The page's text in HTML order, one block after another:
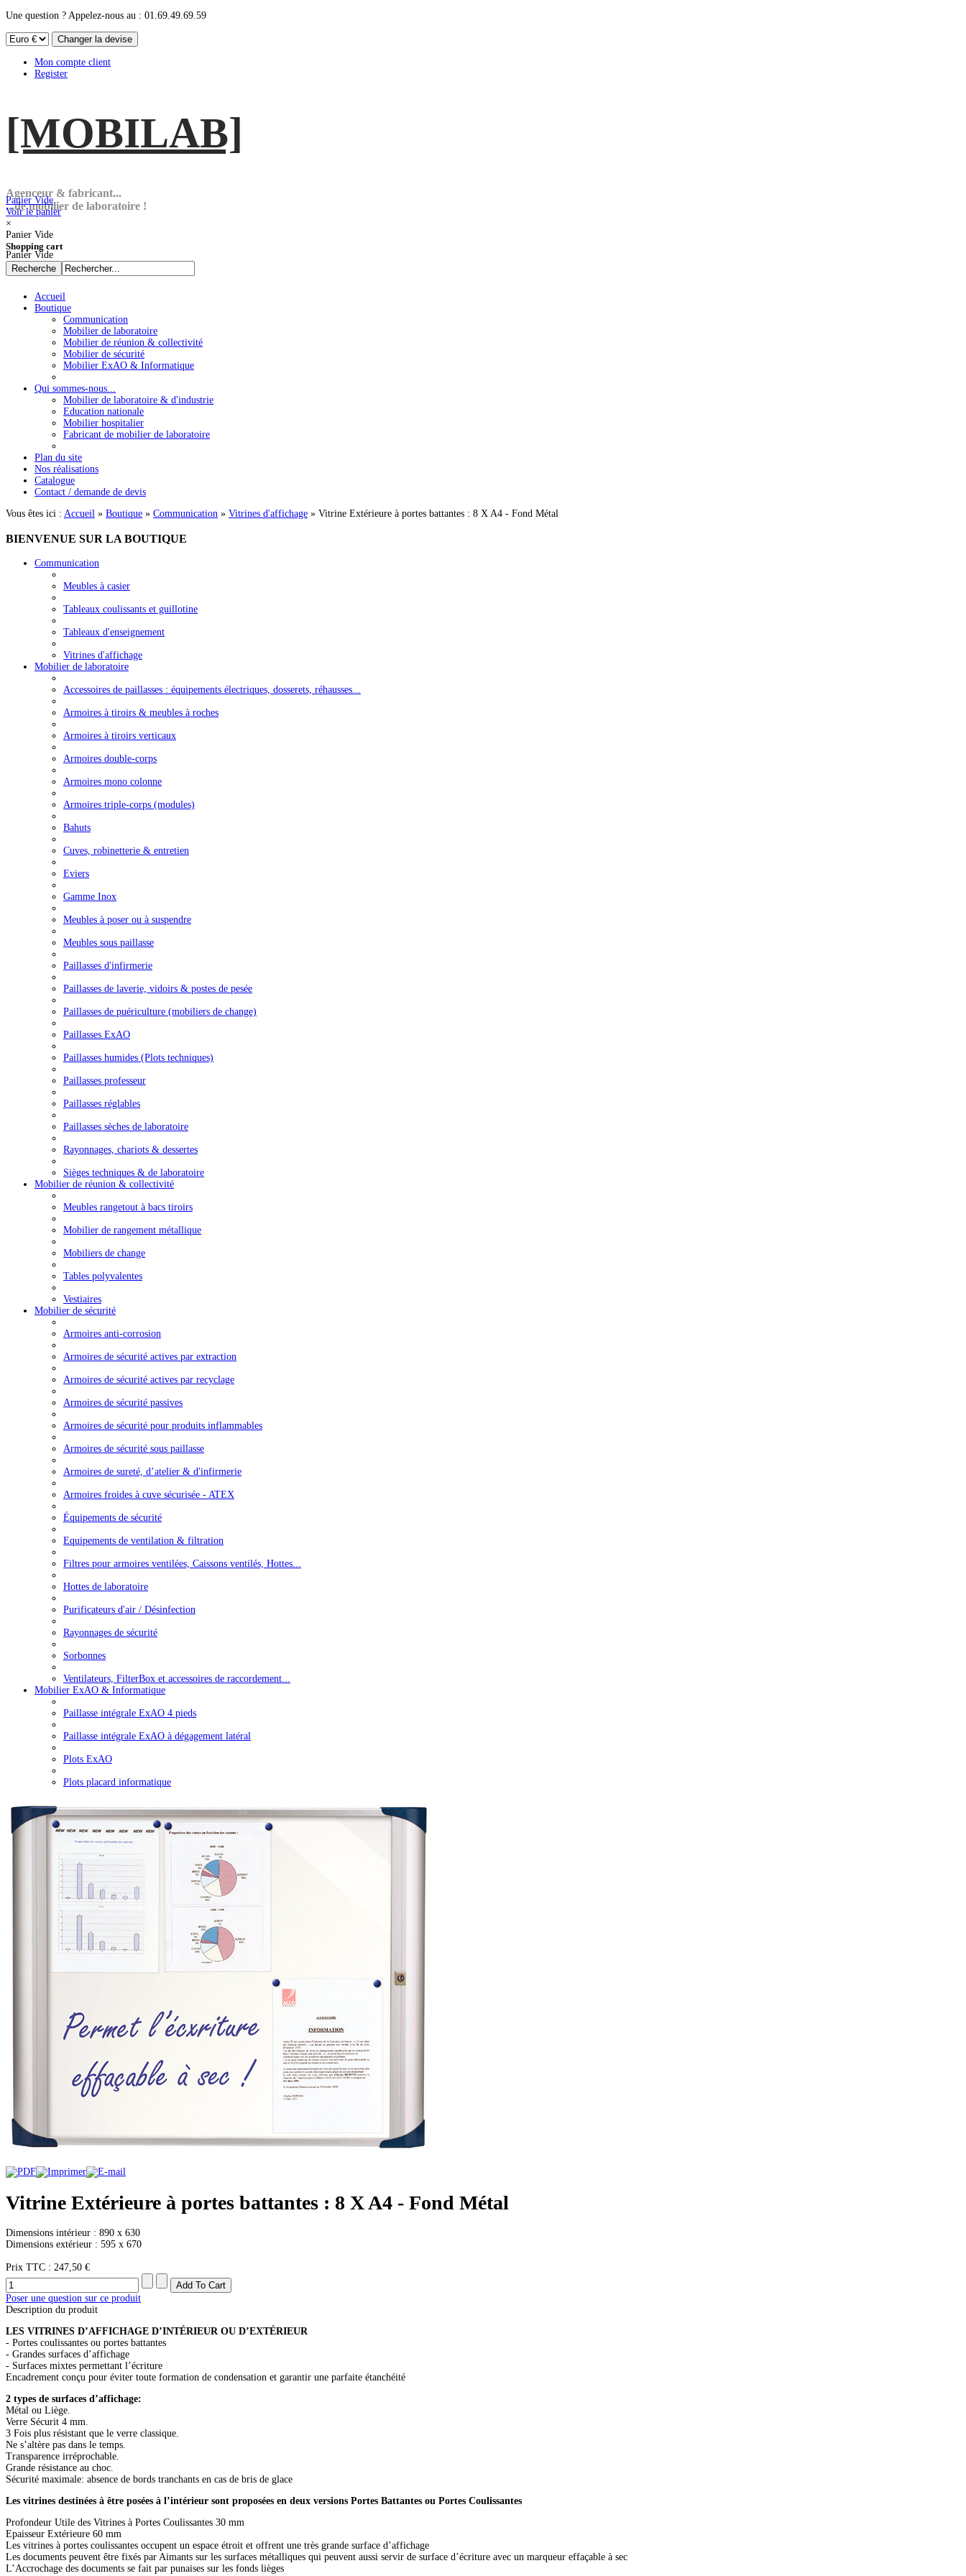
Une question ? Appelez-nous au : 01.69.49.69.59
Mon compte client
Register
[MOBILAB]
Agenceur & fabricant...
...de mobilier de laboratoire !
Panier Vide
Voir le panier
×
Panier Vide
Shopping cart
Panier Vide
Accueil
Boutique
Communication
Mobilier de laboratoire
Mobilier de réunion & collectivité
Mobilier de sécurité
Mobilier ExAO & Informatique
Qui sommes-nous...
Mobilier de laboratoire & d'industrie
Education nationale
Mobilier hospitalier
Fabricant de mobilier de laboratoire
Plan du site
Nos réalisations
Catalogue
Contact / demande de devis
Vous êtes ici : Accueil » Boutique » Communication » Vitrines d'affichage » Vitrine Extérieure à portes battantes : 8 X A4 - Fond Métal
BIENVENUE SUR LA BOUTIQUE
Communication
Meubles à casier
Tableaux coulissants et guillotine
Tableaux d'enseignement
Vitrines d'affichage
Mobilier de laboratoire
Accessoires de paillasses : équipements électriques, dosserets, réhausses...
Armoires à tiroirs & meubles à roches
Armoires à tiroirs verticaux
Armoires double-corps
Armoires mono colonne
Armoires triple-corps (modules)
Bahuts
Cuves, robinetterie & entretien
Eviers
Gamme Inox
Meubles à poser ou à suspendre
Meubles sous paillasse
Paillasses d'infirmerie
Paillasses de laverie, vidoirs & postes de pesée
Paillasses de puériculture (mobiliers de change)
Paillasses ExAO
Paillasses humides (Plots techniques)
Paillasses professeur
Paillasses réglables
Paillasses sèches de laboratoire
Rayonnages, chariots & dessertes
Sièges techniques & de laboratoire
Mobilier de réunion & collectivité
Meubles rangetout à bacs tiroirs
Mobilier de rangement métallique
Mobiliers de change
Tables polyvalentes
Vestiaires
Mobilier de sécurité
Armoires anti-corrosion
Armoires de sécurité actives par extraction
Armoires de sécurité actives par recyclage
Armoires de sécurité passives
Armoires de sécurité pour produits inflammables
Armoires de sécurité sous paillasse
Armoires de sureté, d’atelier & d'infirmerie
Armoires froides à cuve sécurisée - ATEX
Équipements de sécurité
Equipements de ventilation & filtration
Filtres pour armoires ventilées, Caissons ventilés, Hottes...
Hottes de laboratoire
Purificateurs d'air / Désinfection
Rayonnages de sécurité
Sorbonnes
Ventilateurs, FilterBox et accessoires de raccordement...
Mobilier ExAO & Informatique
Paillasse intégrale ExAO 4 pieds
Paillasse intégrale ExAO à dégagement latéral
Plots ExAO
Plots placard informatique
Vitrine Extérieure à portes battantes : 8 X A4 - Fond Métal
Dimensions intérieur : 890 x 630
Dimensions extérieur : 595 x 670
Prix ​​TTC : 247,50 €
Poser une question sur ce produit
Description du produit
LES VITRINES D’AFFICHAGE D’INTÉRIEUR OU D’EXTÉRIEUR
- Portes coulissantes ou portes battantes
- Grandes surfaces d’affichage
- Surfaces mixtes permettant l’écriture
Encadrement conçu pour éviter toute formation de condensation et garantir une parfaite étanchéité
2 types de surfaces d’affichage:
Métal ou Liège.
Verre Sécurit 4 mm.
3 Fois plus résistant que le verre classique.
Ne s’altère pas dans le temps.
Transparence irréprochable.
Grande résistance au choc.
Sécurité maximale: absence de bords tranchants en cas de bris de glace
Les vitrines destinées à être posées à l’intérieur sont proposées en deux versions Portes Battantes ou Portes Coulissantes
Profondeur Utile des Vitrines à Portes Coulissantes 30 mm
Epaisseur Extérieure 60 mm
Les vitrines à portes coulissantes occupent un espace étroit et offrent une très grande surface d’affichage
Les documents peuvent être fixés par Aimants sur les surfaces métalliques qui peuvent aussi servir de surface d’écriture avec un marqueur effaçable à sec
L’Accrochage des documents se fait par punaises sur les fonds lièges